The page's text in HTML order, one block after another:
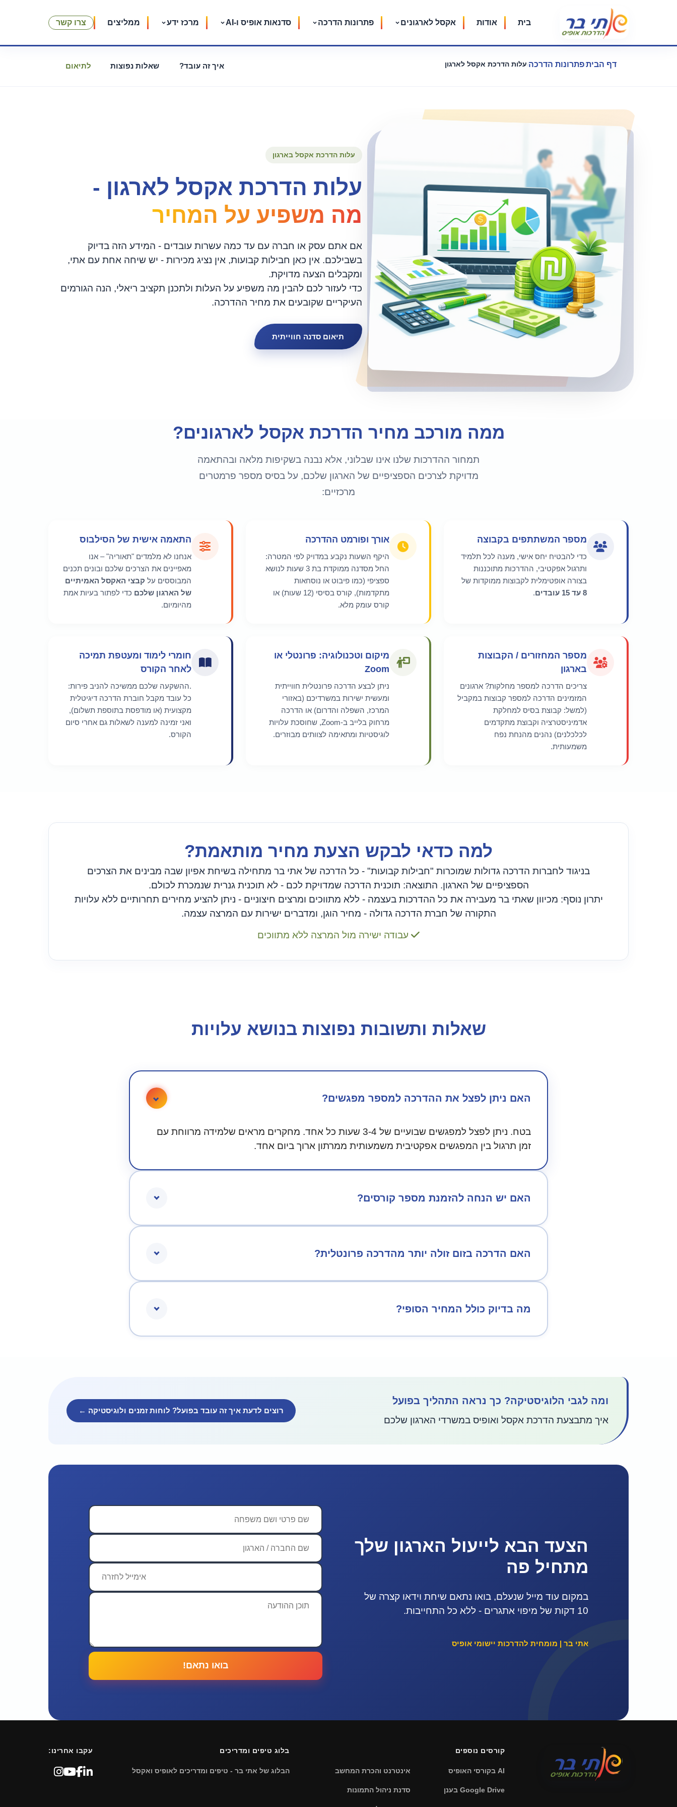
בית אודות אקסל לארגונים פתרונות הדרכה סדנאות אופיס ו-AI מרכז ידע ממליצים צרו קשר
דף הבית/פתרונות הדרכה/עלות הדרכת אקסל לארגון איך זה עובד? שאלות נפוצות לתיאום
עלות הדרכת אקסל בארגון
עלות הדרכת אקסל לארגון -
מה משפיע על המחיר
אם אתם עסק או חברה עם עד כמה עשרות עובדים - המידע הזה בדיוק
בשבילכם. אין כאן חבילות קבועות, אין נציג מכירות - יש שיחה אחת עם אתי,
ומקבלים הצעה מדויקת.
כדי לעזור לכם להבין מה משפיע על העלות ולתכנן תקציב ריאלי, הנה הגורמים
העיקריים שקובעים את מחיר ההדרכה.
תיאום סדנה חווייתית
ממה מורכב מחיר הדרכת אקסל לארגונים?
תמחור ההדרכות שלנו אינו שבלוני, אלא נבנה בשקיפות מלאה ובהתאמה
מדויקת לצרכים הספציפיים של הארגון שלכם, על בסיס מספר פרמטרים
מרכזיים:
מספר המשתתפים בקבוצה
כדי להבטיח יחס אישי, מענה לכל תלמיד
ותרגול אפקטיבי, ההדרכות מתוכננות
בצורה אופטימלית לקבוצות ממוקדות של
8 עד 15 עובדים
.
אורך ופורמט ההדרכה
היקף השעות נקבע במדויק לפי המטרה:
החל מסדנה ממוקדת בת 3 שעות לנושא
ספציפי (כמו פיבוט או נוסחאות
מתקדמות), קורס בסיסי (12 שעות) או
קורס עומק מלא.
התאמה אישית של הסילבוס
אנחנו לא מלמדים "תאוריה" – אנו
מאפיינים את הצרכים שלכם ובונים תכנים
המבוססים על קבצי האקסל האמיתיים
של הארגון שלכם כדי לפתור בעיות אמת
מהיומיום.
מספר המחזורים / הקבוצות
בארגון
צריכים הדרכה למספר מחלקות? ארגונים
המזמינים הדרכה למספר קבוצות במקביל
(למשל: קבוצת בסיס למחלקת
אדמיניסטרציה וקבוצת מתקדמים
לכלכלנים) נהנים מהנחת נפח
משמעותית.
מיקום וטכנולוגיה: פרונטלי או
Zoom
ניתן לבצע הדרכה פרונטלית חווייתית
ומעשית ישירות במשרדיכם (באזורי
המרכז, השפלה והדרום) או הדרכה
מרחוק בלייב ב-Zoom, שחוסכת עלויות
לוגיסטיות ומתאימה לצוותים מבוזרים.
חומרי לימוד ומעטפת תמיכה
לאחר הקורס
.ההשקעה שלכם ממשיכה להניב פירות:
כל עובד מקבל חוברת הדרכה דיגיטלית
מקצועית (או מודפסת בתוספת תשלום),
ואני זמינה למענה לשאלות גם אחרי סיום
הקורס.
למה כדאי לבקש הצעת מחיר מותאמת?
בניגוד לחברות הדרכה גדולות שמוכרות "חבילות קבועות" - כל הדרכה של אתי בר מתחילה בשיחת אפיון שבה מבינים את הצרכים
הספציפיים של הארגון. התוצאה: תוכנית הדרכה שמדויקת לכם - לא תוכנית גנרית שנמכרת לכולם.
יתרון נוסף: מכיוון שאתי בר מעבירה את כל ההדרכות בעצמה - ללא מתווכים ומרצים חיצוניים - ניתן להציע מחירים תחרותיים ללא עלויות
התקורה של חברת הדרכה גדולה - מחיר הוגן, ומדברים ישירות עם המרצה עצמה.
עבודה ישירה מול המרצה ללא מתווכים
שאלות ותשובות נפוצות בנושא עלויות
האם ניתן לפצל את ההדרכה למספר מפגשים?
בטח. ניתן לפצל למפגשים שבועיים של 3-4 שעות כל אחד. מחקרים מראים שלמידה מרווחת עם
זמן תרגול בין המפגשים אפקטיבית משמעותית ממרתון ארוך ביום אחד.
האם יש הנחה להזמנת מספר קורסים?
האם הדרכה בזום זולה יותר מהדרכה פרונטלית?
מה בדיוק כולל המחיר הסופי?
ומה לגבי הלוגיסטיקה? כך נראה התהליך בפועל
איך מתבצעת הדרכת אקסל ואופיס במשרדי הארגון שלכם
רוצים לדעת איך זה עובד בפועל? לוחות זמנים ולוגיסטיקה ←
הצעד הבא לייעול הארגון שלך
מתחיל פה
במקום עוד מייל שנעלם, בואו נתאם שיחת וידאו קצרה של
10 דקות של מיפוי אתגרים - ללא כל התחייבות.
אתי בר | מומחית להדרכות יישומי אופיס
בואו נתאם!
קורסים נוספים
AI בקורסי האופיס
Google Drive בענן
אינטרנט והכרת המחשב
סדנת ניהול התמונות
בלוג טיפים ומדריכים
הבלוג של אתי בר - טיפים ומדריכים לאופיס ואקסל
עקבו אחרינו: